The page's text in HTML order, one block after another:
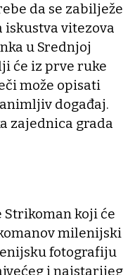
da se zabilježe
vitezova
u Srednjoj
će iz prve ruke
može opisati
događaj.
zajednica grada
Strikoman koji će
milenijski
fotografiju
i najstarijeg